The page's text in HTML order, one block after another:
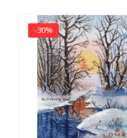
-30%